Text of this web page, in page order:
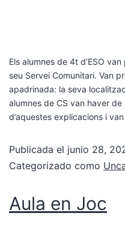
Els alumnes de 4t d’ESO
seu Servei Comunitari. Van
apadrinada: la seva
alumnes de CS van haver
d’aquestes explicacions i
Publicada el junio 28,
Categorizado como
Aula en Joc